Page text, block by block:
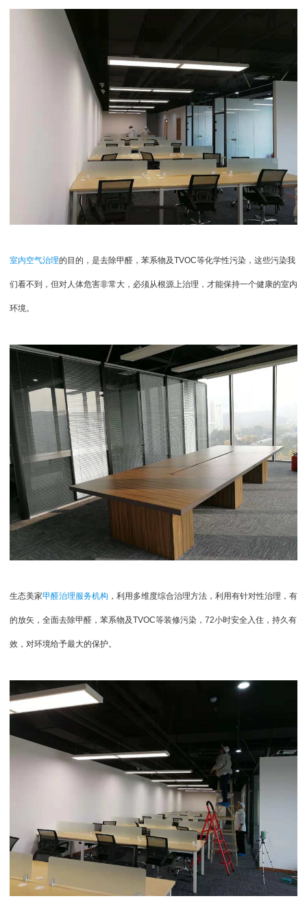
室内空气治理的目的，是去除甲醛，苯系物及TVOC等化学性污染，这些污染我
们看不到，但对人体危害非常大，必须从根源上治理，才能保持一个健康的室内
环境。
生态美家甲醛治理服务机构 ，利用多维度综合治理方法，利用有针对性治理，有
的放矢，全面去除甲醛，苯系物及TVOC等装修污染， 72小时安全入住，持久有
效，对环境给予最大的保护。